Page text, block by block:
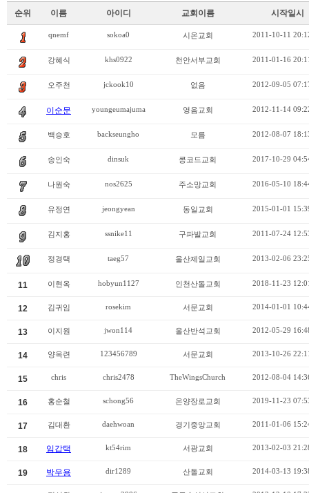
순위 이름 아이디 교회이름 시작일시
qnemf sokoa0 시온교회 2011-10-11
강혜식 khs0922 천안서부교회 2011-01-16
오주천 jckook10 없음 2012-09-05
이순문 youngeumajuma 영음교회 2012-11-14
백승호 backseungho 모름 2012-08-07
송인숙 dinsuk 콩코드교회 2017-10-29
나원숙 nos2625 주소망교회 2016-05-10
유정연 jeongyean 동일교회 2015-01-01
김지홍 ssnike11 구파발교회 2011-07-24
정경택 taeg57 울산제일교회 2013-02-06
11 이현옥 hobyun1127 인천산돌교회 2018-11-23
12 김귀임 rosekim 서문교회 2014-01-01
13 이지원 jwon114 울산반석교회 2012-05-29
14 양옥련 123456789 서문교회 2013-10-26
15 chris chris2478 TheWingsChurch 2012-08-04
16 홍순철 schong56 온양장로교회 2019-11-23
17 김대환 daehwoan 경기중앙교회 2011-01-06
18 임갑택 kt54rim 서광교회 2013-02-03
19 박우용 dir1289 산돌교회 2014-03-13